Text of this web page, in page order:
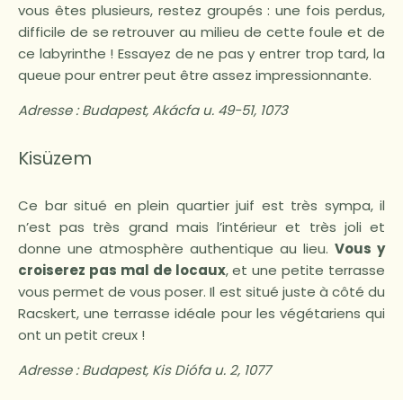
vous êtes plusieurs, restez groupés : une fois perdus,
difficile de se retrouver au milieu de cette foule et de
ce labyrinthe ! Essayez de ne pas y entrer trop tard, la
queue pour entrer peut être assez impressionnante.
Adresse :Budapest, Akácfa u. 49-51, 1073
Kisüzem
Ce bar situé en plein quartier juif est très sympa, il
n’est pas très grand mais l’intérieur et très joli et
donne une atmosphère authentique au lieu. Vous y
croiserez pas mal de locaux, et une petite terrasse
vous permet de vous poser. Il est situé juste à côté du
Racskert, une terrasse idéale pour les végétariens qui
ont un petit creux !
Adresse :Budapest, Kis Diófa u. 2, 1077